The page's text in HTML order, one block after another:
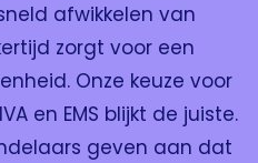
afwikkelen van
zorgt voor een
Onze keuze voor
en EMS blijkt de juiste.
geven aan dat